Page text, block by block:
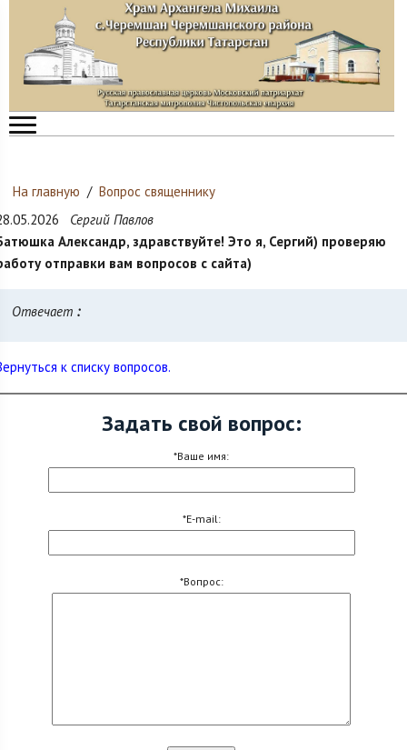
На главную / Вопрос священнику
Сергий Павлов
Александр, здравствуйте! Это я, Сергий) проверяю
отправки вам вопросов с сайта)
Отвечает :
к списку вопросов.
Задать свой вопрос:
*Ваше имя:
*E-mail:
*Вопрос: